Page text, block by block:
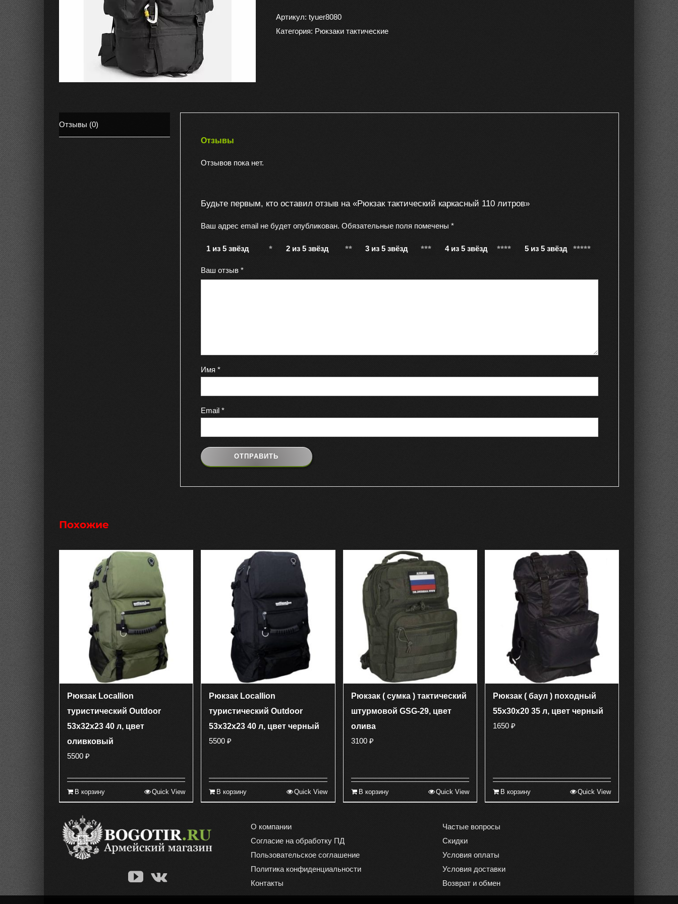
тактический
каркасный
Артикул: tyuer8080
Категория: Рюкзаки тактические
Отзывы (0)
Отзывы
Отзывов пока нет.
Будьте первым, кто оставил отзыв на «Рюкзак тактический каркасный 110 литров»
Ваш адрес email не будет опубликован. Обязательные поля помечены *
1 из 5 звёзд 2 из 5 звёзд 3 из 5 звёзд 4 из 5 звёзд 5 из 5 звёзд
Ваш отзыв *
Имя *
Email *
Похожие
Рюкзак Locallion
туристический Outdoor
53х32х23 40 л, цвет
оливковый
5500 ₽
В корзину Quick View
Рюкзак Locallion
туристический Outdoor
53х32х23 40 л, цвет черный
5500₽
В корзину Quick View
Рюкзак ( сумка ) тактический
штурмовой GSG-29, цвет
олива
3100 ₽
В корзину Quick View
Рюкзак ( баул ) походный
55х30х20 35 л, цвет черный
1650 ₽
В корзину Quick View
О компании
Согласие на обработку ПД
Пользовательское соглашение
Политика конфиденциальности
Контакты
Частые вопросы
Скидки
Условия оплаты
Условия доставки
Возврат и обмен